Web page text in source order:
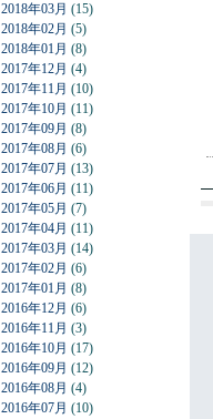
2018年03月 (15)
2018年02月 (5)
2018年01月 (8)
2017年12月 (4)
2017年11月 (10)
2017年10月 (11)
2017年09月 (8)
2017年08月 (6)
2017年07月 (13)
2017年06月 (11)
2017年05月 (7)
2017年04月 (11)
2017年03月 (14)
2017年02月 (6)
2017年01月 (8)
2016年12月 (6)
2016年11月 (3)
2016年10月 (17)
2016年09月 (12)
2016年08月 (4)
2016年07月 (10)